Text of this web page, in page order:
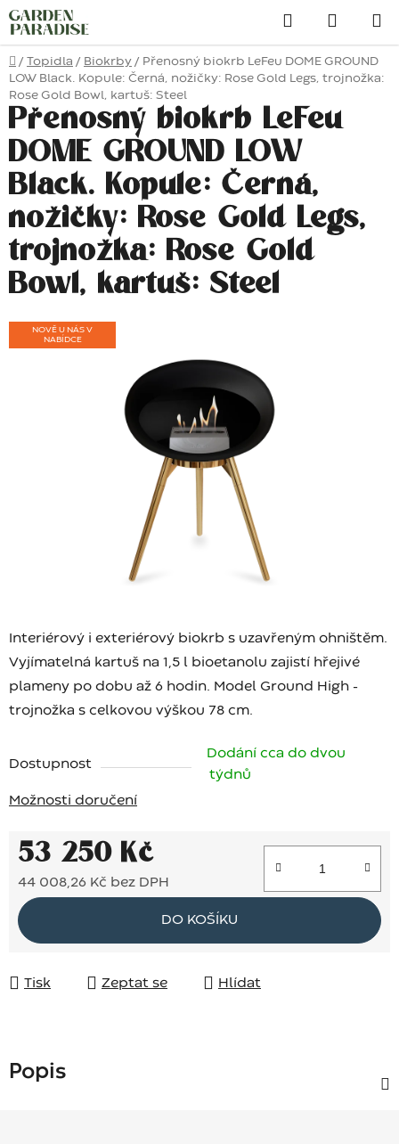
Přejít
na
obsah
Hledat
Domů
/ Topidla / Biokrby / Přenosný biokrb LeFeu DOME GROUND
LOW Black. Kopule: Černá, nožičky: Rose Gold Legs, trojnožka:
Rose Gold Bowl, kartuš: Steel
Interiérový i exteriérový biokrb s uzavřeným ohništěm.
Vyjímatelná kartuš na 1,5 l bioetanolu zajistí hřejivé
plameny po dobu až 6 hodin. Model Ground High -
trojnožka s celkovou výškou 78 cm.
Dostupnost
Dodání cca do dvou
týdnů
Možnosti doručení
53 250 Kč
44 008,26 Kč bez DPH
Měrná cena:
DO KOŠÍKU
Tisk Zeptat se Hlídat
Přenosný biokrb LeFeu
DOME GROUND LOW
Black. Kopule: Černá,
nožičky: Rose Gold Legs,
trojnožka: Rose Gold
Bowl, kartuš: Steel
NOVĚ U NÁS V
NABÍDCE
Popis